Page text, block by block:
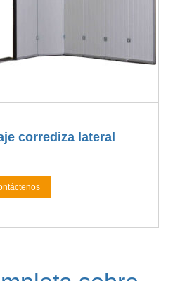
corrediza lateral